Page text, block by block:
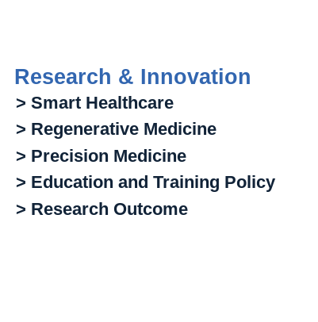
Research & Innovation
> Smart Healthcare
> Regenerative Medicine
> Precision Medicine
> Education and Training Policy
> Research Outcome